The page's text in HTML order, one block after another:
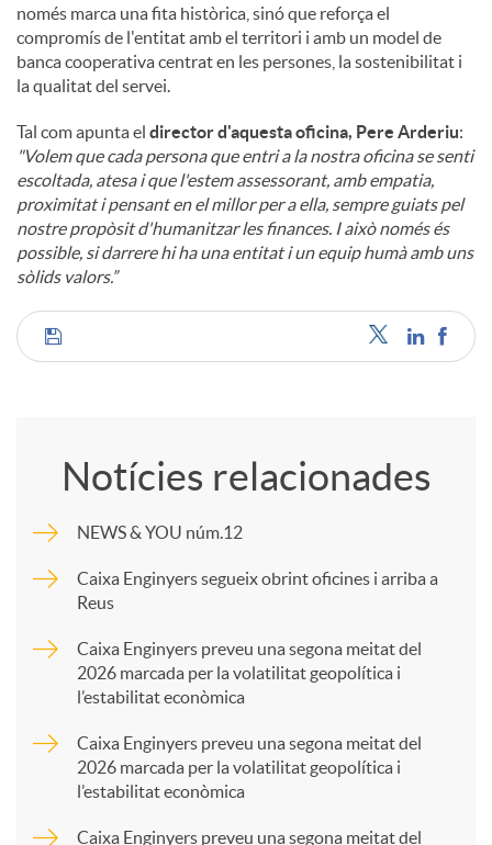
només marca una fita històrica, sinó que reforça el
compromís de l'entitat amb el territori i amb un model de
banca cooperativa centrat en les persones, la sostenibilitat i
la qualitat del servei.
Tal com apunta el director d'aquesta oficina, Pere Arderiu:
"Volem que cada persona que entri a la nostra oficina se senti
escoltada, atesa i que l'estem assessorant, amb empatia,
proximitat i pensant en el millor per a ella, sempre guiats pel
nostre propòsit d'humanitzar les finances. I això només és
possible, si darrere hi ha una entitat i un equip humà amb uns
sòlids valors.”
C
p
a
Notícies relacionades
NEWS & YOU núm.12
Caixa Enginyers segueix obrint oficines i arriba a
Reus
Caixa Enginyers preveu una segona meitat del
2026 marcada per la volatilitat geopolítica i
l’estabilitat econòmica
Caixa Enginyers preveu una segona meitat del
2026 marcada per la volatilitat geopolítica i
l’estabilitat econòmica
Caixa Enginyers preveu una segona meitat del